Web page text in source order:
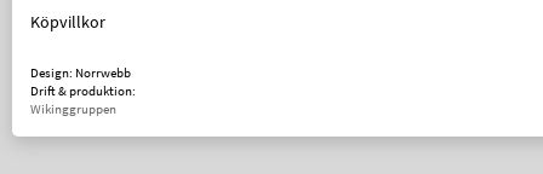
Köpvillkor
Design: Norrwebb
Drift & produktion:
Wikinggruppen